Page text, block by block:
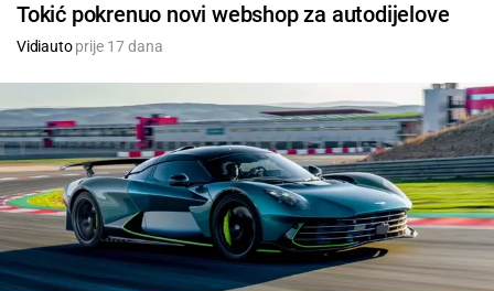
Tokić pokrenuo novi webshop za autodijelove
Vidiautoprije 17 dana